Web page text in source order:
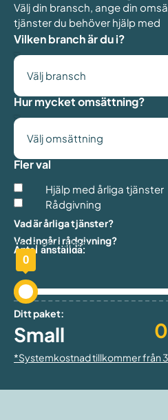
Välj din bransch, ange din
tjänster du behöver hjälp med
Vilken branch är du i?
Hur mycket omsättning?
Fler val
Hjälp med årliga tjänster
Rådgivning
Vad är årliga tjänster?
Vad ingår i rådgivning?
Antal anställda:
Antal anställda:
0
Ditt paket:
Small 0
*Systemkostnad tillkommer från